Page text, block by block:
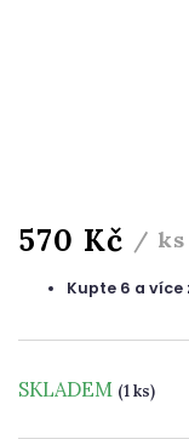
570 Kč / ks
Kupte 6 a více
SKLADEM (1 ks)